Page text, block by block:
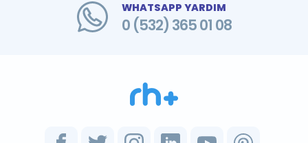
WHATSAPP YARDIM
0 (532) 365 01 08